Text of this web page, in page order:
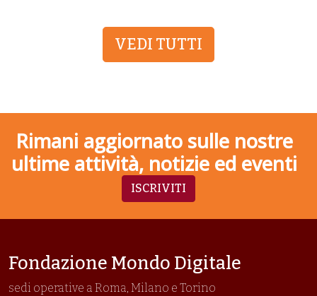
VEDI TUTTI
Rimani aggiornato sulle nostre
ultime attività, notizie ed eventi
ISCRIVITI
Fondazione Mondo Digitale
sedi operative a Roma, Milano e Torino